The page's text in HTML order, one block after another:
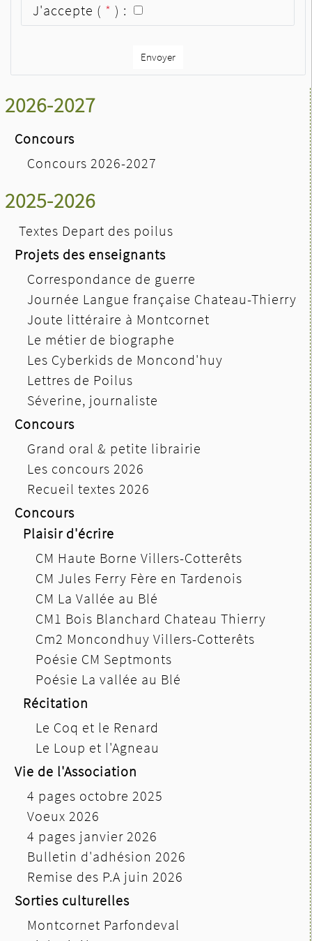
2026-2027
Concours
Concours 2026-2027
2025-2026
Textes Depart des poilus
Projets des enseignants
Correspondance de guerre
Journée Langue française Chateau-Thierry
Joute littéraire à Montcornet
Le métier de biographe
Les Cyberkids de Moncond'huy
Lettres de Poilus
Séverine, journaliste
Concours
Grand oral & petite librairie
Les concours 2026
Recueil textes 2026
Concours
Plaisir d'écrire
CM Haute Borne Villers-Cotterêts
CM Jules Ferry Fère en Tardenois
CM La Vallée au Blé
CM1 Bois Blanchard Chateau Thierry
Cm2 Moncondhuy Villers-Cotterêts
Poésie CM Septmonts
Poésie La vallée au Blé
Récitation
Le Coq et le Renard
Le Loup et l'Agneau
Vie de l'Association
4 pages octobre 2025
Voeux 2026
4 pages janvier 2026
Bulletin d'adhésion 2026
Remise des P.A juin 2026
Sorties culturelles
Montcornet Parfondeval
J'accepte ( *) :
Envoyer